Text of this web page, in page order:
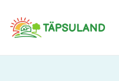
content